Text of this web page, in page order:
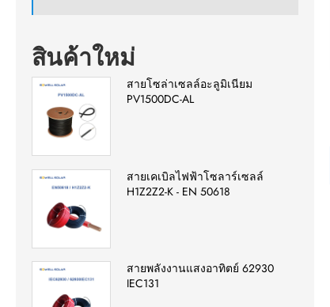
สินค้าใหม่
สายโซล่าเซลล์อะลูมิเนียม
PV1500DC-AL
สายเคเบิลไฟฟ้าโซลาร์เซลล์
H1Z2Z2-K - EN 50618
สายพลังงานแสงอาทิตย์ 62930
IEC131